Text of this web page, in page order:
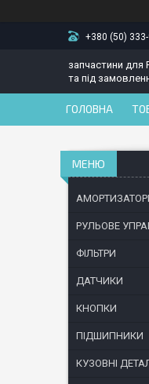
+380 (50)
запчастини для
та під
ГОЛОВНА
РУЛЬОВЕ
ФІЛЬТРИ
ДАТЧИКИ
КНОПКИ
ПІДШИПНИКИ
КУЗОВНІ